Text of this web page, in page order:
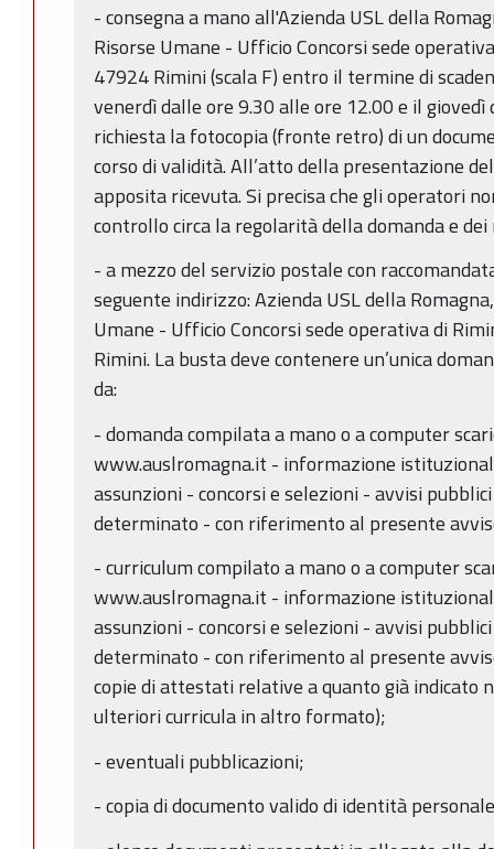
- consegna a mano all'Azienda USL della
Risorse Umane - Ufficio Concorsi sede
47924 Rimini (scala F) entro il termine di
venerdì dalle ore 9.30 alle ore 12.00 e il
richiesta la fotocopia (fronte retro) di un
corso di validità. All’atto della presentazione
apposita ricevuta. Si precisa che gli operatori
controllo circa la regolarità della domanda e
- a mezzo del servizio postale con
seguente indirizzo: Azienda USL della
Umane - Ufficio Concorsi sede operativa di
Rimini. La busta deve contenere un’unica
da:
- domanda compilata a mano o a computer
www.auslromagna.it - informazione
assunzioni - concorsi e selezioni - avvisi
determinato - con riferimento al presente
- curriculum compilato a mano o a computer
www.auslromagna.it - informazione
assunzioni - concorsi e selezioni - avvisi
determinato - con riferimento al presente
copie di attestati relative a quanto già indicato
ulteriori curricula in altro formato);
- eventuali pubblicazioni;
- copia di documento valido di identità